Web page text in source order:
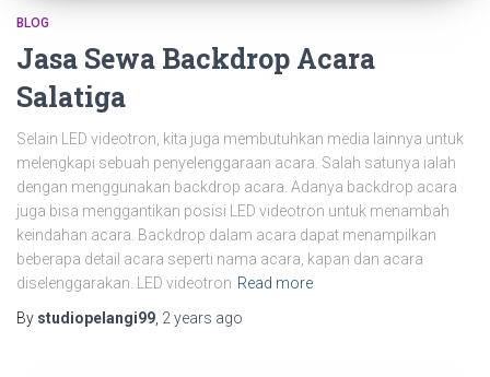
BLOG
Jasa Sewa Backdrop Acara
Salatiga
Selain LED videotron, kita juga membutuhkan media lainnya untuk
melengkapi sebuah penyelenggaraan acara. Salah satunya ialah
dengan menggunakan backdrop acara. Adanya backdrop acara
juga bisa menggantikan posisi LED videotron untuk menambah
keindahan acara. Backdrop dalam acara dapat menampilkan
beberapa detail acara seperti nama acara, kapan dan acara
diselenggarakan. LED videotron Read more
By studiopelangi99 2 years ago